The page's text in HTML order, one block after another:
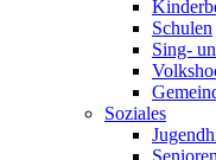
Schulen
Sing-
Soziales
Senioren